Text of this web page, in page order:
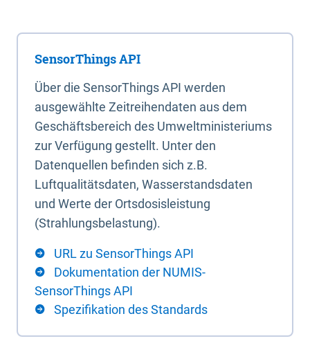
SensorThings API
Über die SensorThings API werden
ausgewählte Zeitreihendaten aus dem
Geschäftsbereich des Umweltministeriums
zur Verfügung gestellt. Unter den
Datenquellen befinden sich z.B.
Luftqualitätsdaten, Wasserstandsdaten
und Werte der Ortsdosisleistung
(Strahlungsbelastung).
URL zu SensorThings API
Dokumentation der NUMIS-
SensorThings API
Spezifikation des Standards